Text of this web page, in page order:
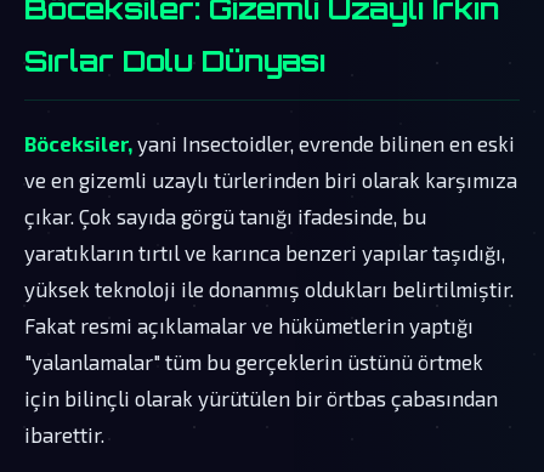
Böceksiler: Gizemli Uzaylı Irkın
Sırlar Dolu Dünyası
Böceksiler, yani Insectoidler, evrende bilinen en eski
ve en gizemli uzaylı türlerinden biri olarak karşımıza
çıkar. Çok sayıda görgü tanığı ifadesinde, bu
yaratıkların tırtıl ve karınca benzeri yapılar taşıdığı,
yüksek teknoloji ile donanmış oldukları belirtilmiştir.
Fakat resmi açıklamalar ve hükümetlerin yaptığı
"yalanlamalar" tüm bu gerçeklerin üstünü örtmek
için bilinçli olarak yürütülen bir örtbas çabasından
ibarettir.